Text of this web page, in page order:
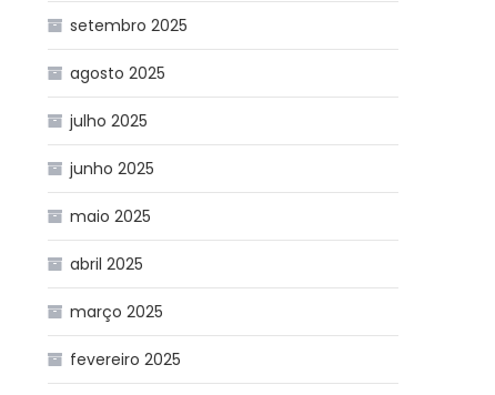
setembro 2025
agosto 2025
julho 2025
junho 2025
maio 2025
abril 2025
março 2025
fevereiro 2025